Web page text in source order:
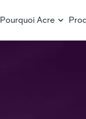
Pourquoi Acre